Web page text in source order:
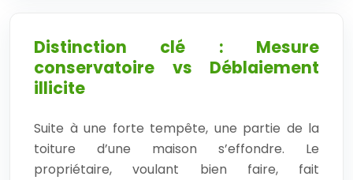
Distinction clé : Mesure
conservatoire vs Déblaiement
illicite
Suite à une forte tempête, une partie de la
toiture d’une maison s’effondre. Le
propriétaire, voulant bien faire, fait